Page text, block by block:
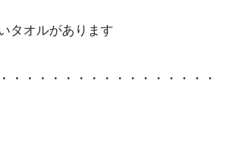
タオルがあります
・・・・・・・・・・・・・・・・